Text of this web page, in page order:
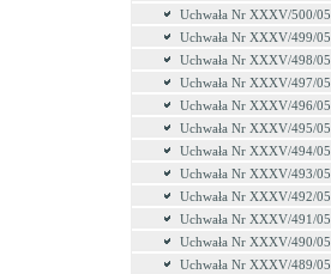
Uchwała Nr XXXV/500/05
Uchwała Nr XXXV/499/05
Uchwała Nr XXXV/498/05
Uchwała Nr XXXV/497/05
Uchwała Nr XXXV/496/05
Uchwała Nr XXXV/495/05
Uchwała Nr XXXV/494/05
Uchwała Nr XXXV/493/05
Uchwała Nr XXXV/492/05
Uchwała Nr XXXV/491/05
Uchwała Nr XXXV/490/05
Uchwała Nr XXXV/489/05